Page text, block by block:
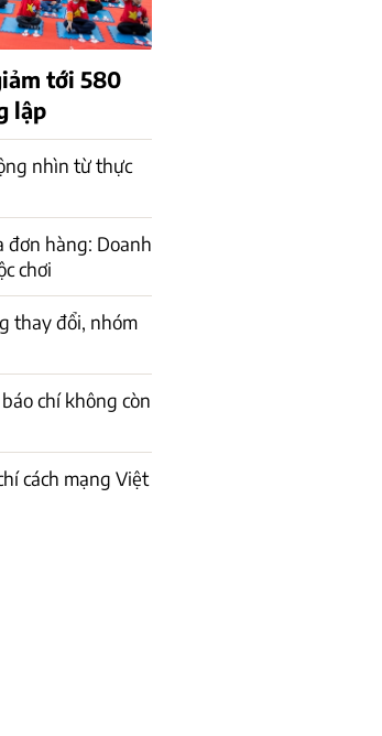
tới 580
lập
nhìn từ thực
đơn hàng: Doanh
chơi
thay đổi, nhóm
chí không còn
cách mạng Việt